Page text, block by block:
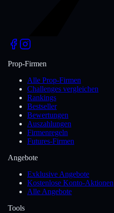
Prop-Firmen
Alle Prop-Firmen
Challenges vergleichen
Rankings
Bestseller
Bewertungen
Auszahlungen
Firmenregeln
Futures-Firmen
Angebote
Exklusive Angebote
Kostenlose Konto-Aktionen
Alle Angebote
Tools